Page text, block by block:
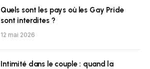
Quels sont les pays où les Gay Pride
sont interdites ?
12 mai 2026
Intimité dans le couple : quand la